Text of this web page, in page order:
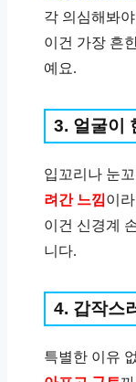
각 의심해봐
이건 가장 흔
예요.
3. 얼굴이
입꼬리나 눈
려간 느낌이
이건 신경계
니다.
4. 갑작스
특별한 이유